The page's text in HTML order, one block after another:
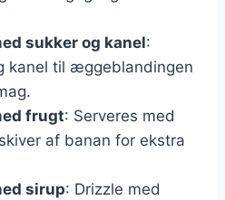
sukker og kanel:
kanel til æggeblandingen
frugt: Serveres med
af banan for ekstra
sirup: Drizzle med